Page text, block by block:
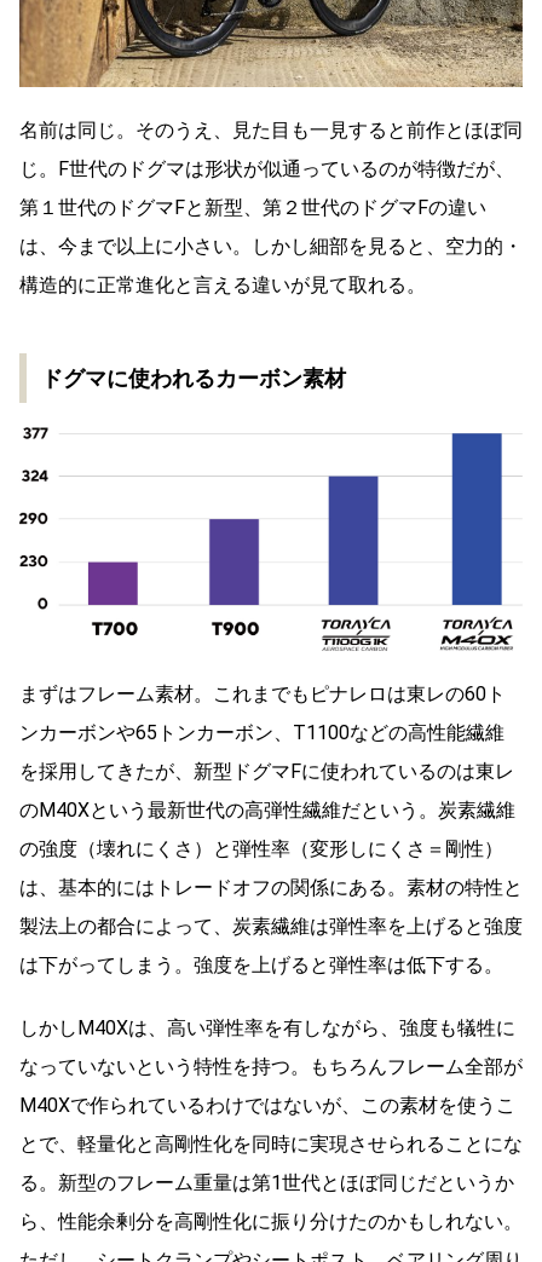
名前は同じ。そのうえ、見た目も一見すると前作とほぼ同
じ。F世代のドグマは形状が似通っているのが特徴だが、
第１世代のドグマFと新型、第２世代のドグマFの違い
は、今まで以上に小さい。しかし細部を見ると、空力的・
構造的に正常進化と言える違いが見て取れる。
ドグマに使われるカーボン素材
まずはフレーム素材。これまでもピナレロは東レの60ト
ンカーボンや65トンカーボン、T1100などの高性能繊維
を採用してきたが、新型ドグマFに使われているのは東レ
のM40Xという最新世代の高弾性繊維だという。炭素繊維
の強度（壊れにくさ）と弾性率（変形しにくさ＝剛性）
は、基本的にはトレードオフの関係にある。素材の特性と
製法上の都合によって、炭素繊維は弾性率を上げると強度
は下がってしまう。強度を上げると弾性率は低下する。
しかしM40Xは、高い弾性率を有しながら、強度も犠牲に
なっていないという特性を持つ。もちろんフレーム全部が
M40Xで作られているわけではないが、この素材を使うこ
とで、軽量化と高剛性化を同時に実現させられることにな
る。新型のフレーム重量は第1世代とほぼ同じだというか
ら、性能余剰分を高剛性化に振り分けたのかもしれない。